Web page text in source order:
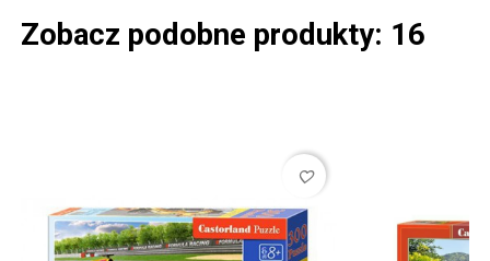
Zobacz podobne produkty: 16
favorite_border